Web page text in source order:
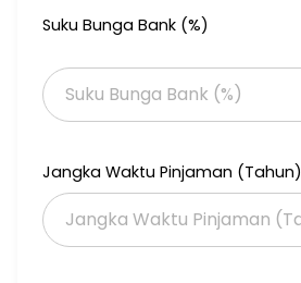
Suku Bunga Bank (%)
Jangka Waktu Pinjaman (Tahun)